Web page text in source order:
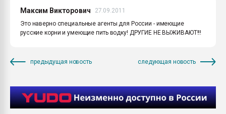
Максим Викторович
27.09.2011
Это наверно специальные агенты для России - имеющие
русские корни и умеющие пить водку! ДРУГИЕ НЕ ВЫЖИВАЮТ!!!
предыдущая новость следующая новость